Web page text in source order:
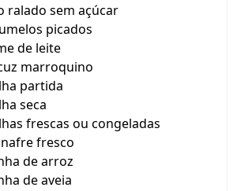
ralado sem açúcar
picados
de leite
marroquino
partida
seca
frescas ou congeladas
fresco
de arroz
de aveia